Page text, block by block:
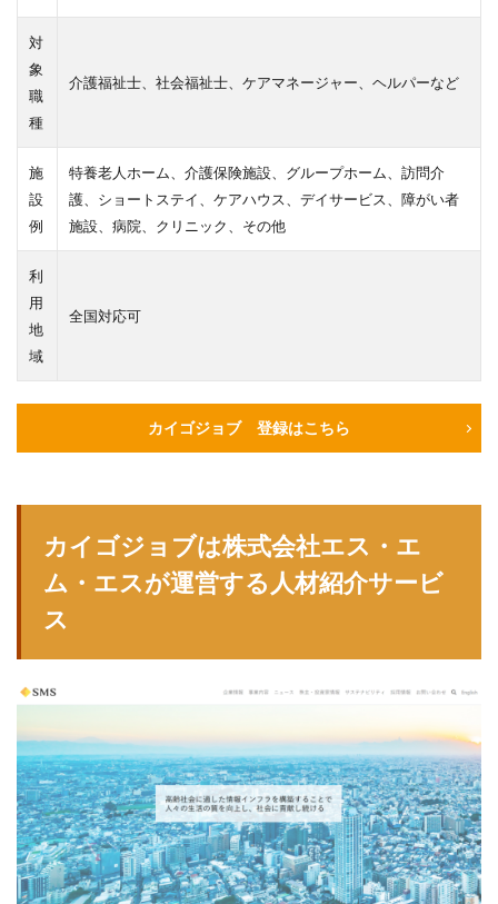
対
象
職
種
介護福祉士、社会福祉士、ケアマネージャー、ヘルパーなど
施
設
例
特養老人ホーム、介護保険施設、グループホーム、訪問介
護、ショートステイ、ケアハウス、デイサービス、障がい者
施設、病院、クリニック、その他
利
用
地
域
全国対応可
カイゴジョブ 登録はこちら
カイゴジョブは株式会社エス・エ
ム・エスが運営する人材紹介サービ
ス